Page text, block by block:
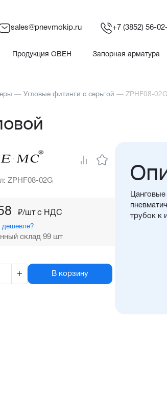
sales@pnevmokip.ru +7 (3852) 56-
Продукция ОВЕН Запорная арматура
— Угловые фитинги с серьгой — ZPHF08-
ZPHF08-02G
₽/шт c НДС
склад 99 шт
+ В корзину
Цанговые
трубок к